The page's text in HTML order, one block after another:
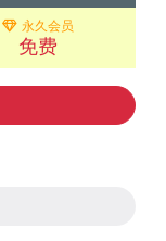
永久会员
免费